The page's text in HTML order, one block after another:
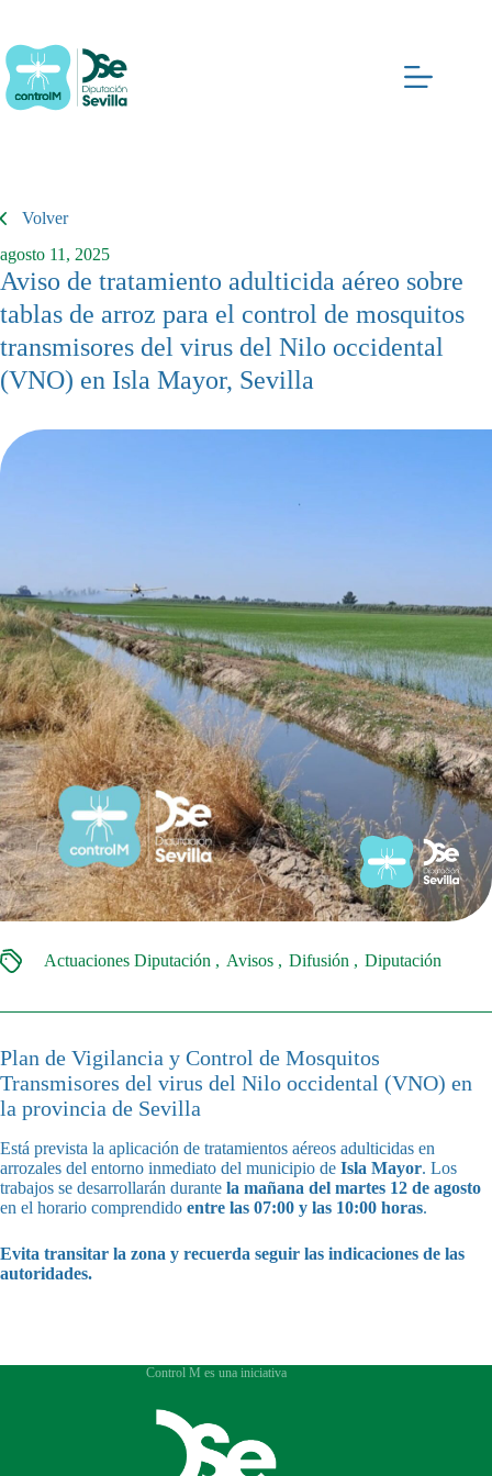
contenido
Volver
agosto 11, 2025
Aviso de tratamiento adulticida aéreo sobre
tablas de arroz para el control de mosquitos
transmisores del virus del Nilo occidental
(VNO) en Isla Mayor, Sevilla
Actuaciones Diputación Avisos Difusión Diputación
Plan de Vigilancia y Control de Mosquitos
Transmisores del virus del Nilo occidental (VNO) en
la provincia de Sevilla
Está prevista la aplicación de tratamientos aéreos adulticidas en
arrozales del entorno inmediato del municipio de Isla Mayor. Los
trabajos se desarrollarán durante la mañana del martes 12 de agosto
en el horario comprendido entre las 07:00 y las 10:00 horas.
Evita transitar la zona y recuerda seguir las indicaciones de las
autoridades.
Control M es una iniciativa